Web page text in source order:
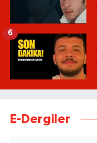
6
E-Dergiler